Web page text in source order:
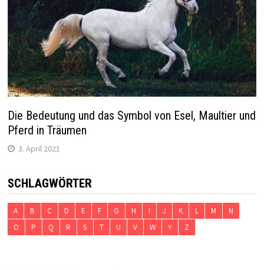
Die Bedeutung und das Symbol von Esel, Maultier und
Pferd in Träumen
3. April 2021
SCHLAGWÖRTER
A B C D E F G H I J K L M
N
O
P Q R S T U V W Y Z